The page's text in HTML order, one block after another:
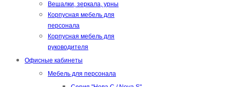
Вешалки, зеркала, урны
Корпусная мебель для
персонала
Корпусная мебель для
руководителя
Офисные кабинеты
Мебель для персонала